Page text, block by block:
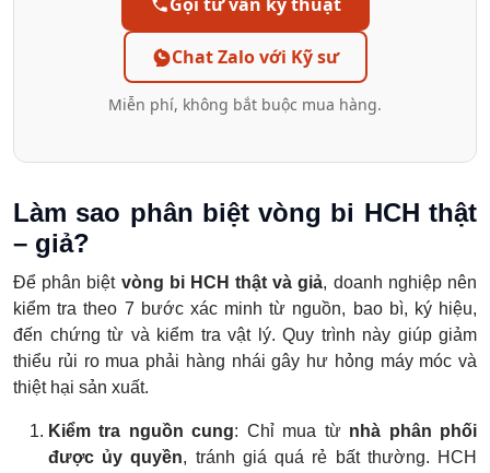
Chat Zalo với Kỹ sư
Miễn phí, không bắt buộc mua hàng.
Làm sao phân biệt vòng bi HCH thật
– giả?
Để phân biệt vòng bi HCH thật và giả, doanh nghiệp nên
kiểm tra theo 7 bước xác minh từ nguồn, bao bì, ký hiệu,
đến chứng từ và kiểm tra vật lý. Quy trình này giúp giảm
thiểu rủi ro mua phải hàng nhái gây hư hỏng máy móc và
thiệt hại sản xuất.
Kiểm tra nguồn cung: Chỉ mua từ nhà phân phối
được ủy quyền, tránh giá quá rẻ bất thường. HCH